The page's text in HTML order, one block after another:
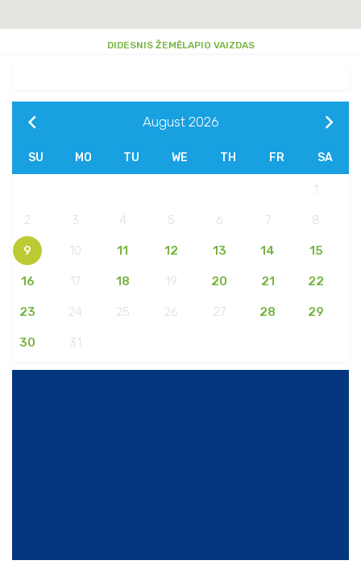
DIDESNIS ŽEMĖLAPIO VAIZDAS
August 2026
SU MO TU WE TH FR SA
1
2 3 4 5 6 7 8
9 10 11 12 13 14 15
16 17 18 19 20 21 22
23 24 25 26 27 28 29
30 31